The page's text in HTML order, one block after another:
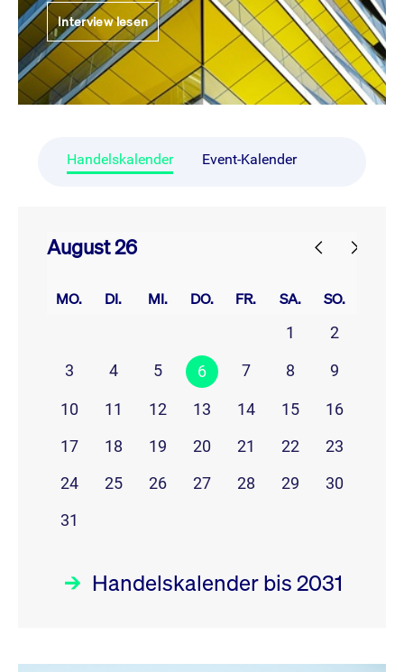
Interview lesen
Handelskalender Event-Kalender
August 26
MO. DI. MI. DO. FR. SA. SO.
1
2
3
4 5 6 7 8 9
10 11 12 13 14 15
16
17
18 19 20 21 22
23
24
25 26 27 28 29
30
31
Handelskalender bis 2031